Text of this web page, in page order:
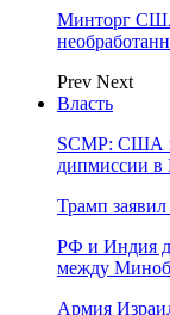
Минторг
Prev Next
Власть
SCMP: США
дипмиссии в
Трамп
РФ и Индия
между
Армия